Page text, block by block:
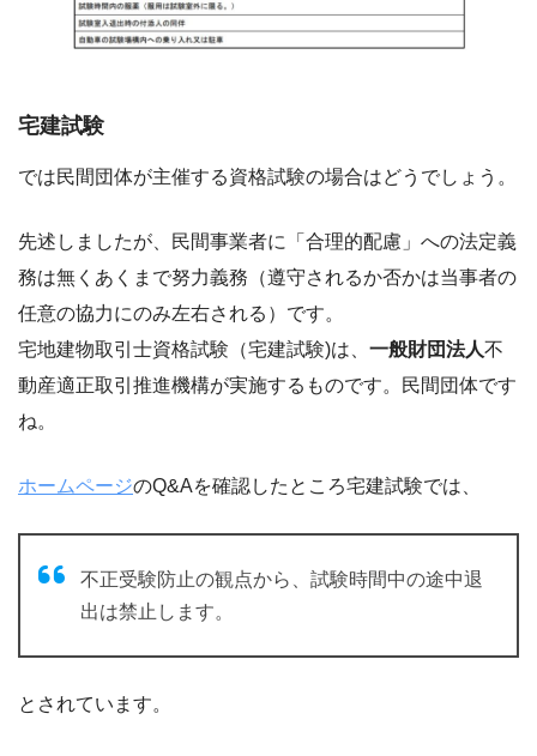
宅建試験
では民間団体が主催する資格試験の場合はどうでしょう。
先述しましたが、民間事業者に「合理的配慮」への法定義
務は無くあくまで努力義務（遵守されるか否かは当事者の
任意の協力にのみ左右される）です。
宅地建物取引士資格試験（宅建試験)は、 一般財団法人不
動産適正取引推進機構が実施するものです。民間団体です
ね。
ホームページのQ&Aを確認したところ宅建試験では、
不正受験防止の観点から、試験時間中の途中退
出は禁止します。
とされています。